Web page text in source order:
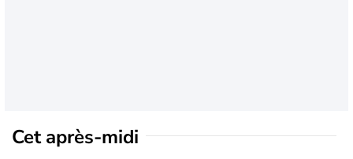
Cet après-midi